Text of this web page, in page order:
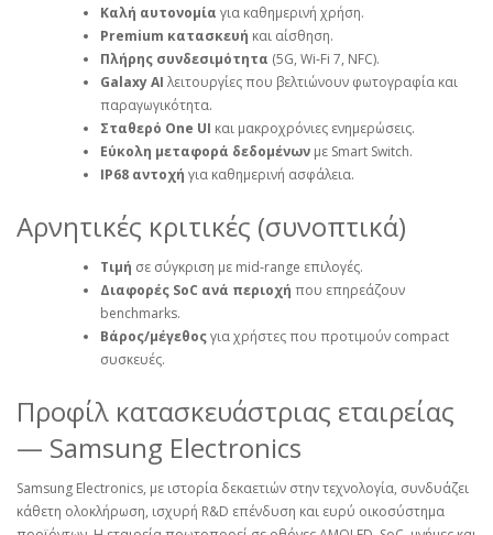
Καλή αυτονομία για καθημερινή χρήση.
Premium κατασκευή και αίσθηση.
Πλήρης συνδεσιμότητα (5G, Wi‑Fi 7, NFC).
Galaxy AI λειτουργίες που βελτιώνουν φωτογραφία και
παραγωγικότητα.
Σταθερό One UI και μακροχρόνιες ενημερώσεις.
Εύκολη μεταφορά δεδομένων με Smart Switch.
IP68 αντοχή για καθημερινή ασφάλεια.
Αρνητικές κριτικές (συνοπτικά)
Τιμή σε σύγκριση με mid‑range επιλογές.
Διαφορές SoC ανά περιοχή που επηρεάζουν
benchmarks.
Βάρος/μέγεθοςγια χρήστες που προτιμούν compact
συσκευές.
Προφίλ κατασκευάστριας εταιρείας
— Samsung Electronics
Samsung Electronics, με ιστορία δεκαετιών στην τεχνολογία, συνδυάζει
κάθετη ολοκλήρωση, ισχυρή R&D επένδυση και ευρύ οικοσύστημα